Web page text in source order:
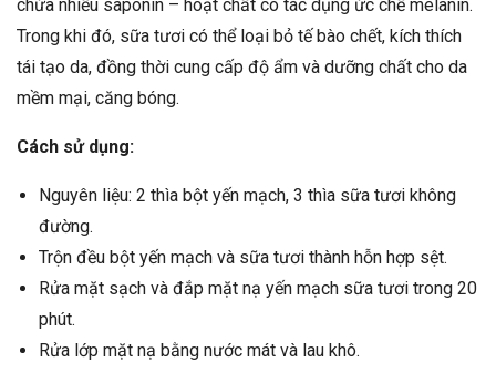
chứa nhiều saponin – hoạt chất có tác dụng ức chế melanin.
Trong khi đó, sữa tươi có thể loại bỏ tế bào chết, kích thích
tái tạo da, đồng thời cung cấp độ ẩm và dưỡng chất cho da
mềm mại, căng bóng.
Cách sử dụng:
Nguyên liệu: 2 thìa bột yến mạch, 3 thìa sữa tươi không
đường.
Trộn đều bột yến mạch và sữa tươi thành hỗn hợp sệt.
Rửa mặt sạch và đắp mặt nạ yến mạch sữa tươi trong 20
phút.
Rửa lớp mặt nạ bằng nước mát và lau khô.